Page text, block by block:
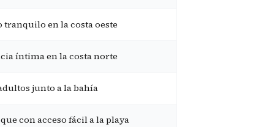
en la costa oeste
íntima en la costa norte
junto a la bahía
con acceso fácil a la playa